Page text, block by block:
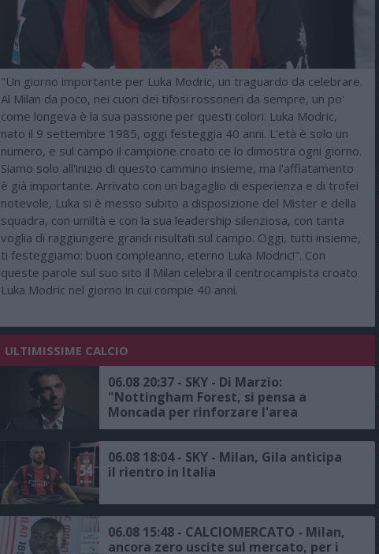
"Un giorno importante per Luka Modric, un traguardo da celebrare.
Al Milan da poco, nei cuori dei tifosi rossoneri da sempre, un po'
come longeva è la sua passione per questi colori. Luka Modric,
nato il 9 settembre 1985, oggi festeggia 40 anni. L'età è solo un
numero, e sul campo il campione croato ce lo dimostra ogni giorno.
Siamo solo all'inizio di questo cammino insieme, ma l'affiatamento
è già importante. Arrivato con un bagaglio di esperienza e di trofei
notevole, Luka si è messo subito a disposizione del Mister e della
squadra, con umiltà e con la sua leadership silenziosa, con tanta
voglia di raggiungere grandi risultati sul campo. Oggi, tutti insieme,
ti festeggiamo: buon compleanno, eterno Luka Modric!". Con
queste parole sul suo sito il Milan celebra il centrocampista croato
Luka Modric nel giorno in cui compie 40 anni.
ULTIMISSIME CALCIO
06.08 20:37 - SKY - Di Marzio:
"Nottingham Forest, si pensa a
Moncada per rinforzare l'area
sportiva, proposta all'ex dirigente del
Milan"
06.08 18:04 - SKY - Milan, Gila anticipa
il rientro in Italia
06.08 15:48 - CALCIOMERCATO - Milan,
ancora zero uscite sul mercato, per i